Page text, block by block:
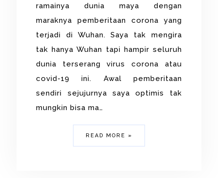
ramainya dunia maya dengan
maraknya pemberitaan corona yang
terjadi di Wuhan. Saya tak mengira
tak hanya Wuhan tapi hampir seluruh
dunia terserang virus corona atau
covid-19 ini. Awal pemberitaan
sendiri sejujurnya saya optimis tak
mungkin bisa ma…
READ MORE »